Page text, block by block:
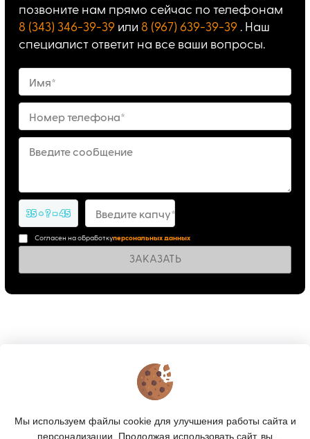
позвоните нам прямо сейчас по телефонам
8 (343) 346-39-39 или 8 (967) 639-39-39 . Наш
специалист ответит на все ваши вопросы.
Имя*
Номер телефона*
Введите сообщение
35 + ? = 45 Введите капчу*
Согласен на обработкуперсональных данных
ЗАКАЗАТЬ
О МАГАЗИНЕ
Мы используем файлы cookie для улучшения работы сайта и
персонализации. Продолжая использовать сайт, вы